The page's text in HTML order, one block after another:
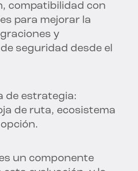
compatibilidad con
para mejorar la
y
seguridad desde el
de estrategia:
de ruta, ecosistema
un componente